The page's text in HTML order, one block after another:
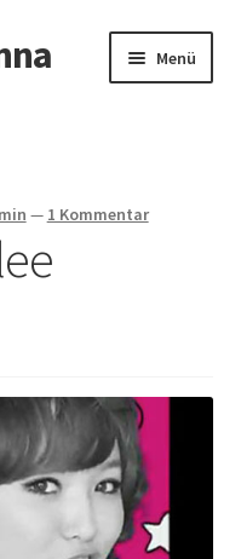
Menü
— 1 Kommentar